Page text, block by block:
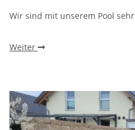
Wir sind mit unserem Pool
Weiter